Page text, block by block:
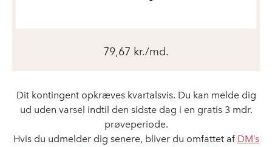
79,67 kr./md.
Dit kontingent opkræves kvartalsvis. Du kan melde dig
ud uden varsel indtil den sidste dag i en gratis 3 mdr.
prøveperiode.
Hvis du udmelder dig senere, bliver du omfattet af DM’s